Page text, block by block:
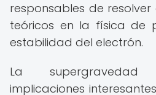
responsables de
teóricos en la física de
estabilidad del electrón.
La
implicaciones